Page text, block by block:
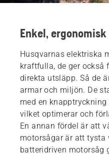
Enkel,
Husqvarnas elektriska
kraftfulla, de ger också
direkta utsläpp. Så de
armar och miljön. De
med en
vilket optimerar och
En annan fördel är att
motorsågar är att tysta
batteridriven motorsåg